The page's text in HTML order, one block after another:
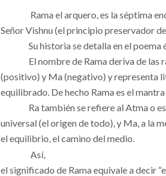
Rama el arquero, es la séptima
Señor Vishnu (el principio preservador
Su historia se detalla en el poema
El nombre de Rama deriva de las
(positivo) y Ma (negativo) y representa
equilibrado. De hecho Rama es el
Ra también se refiere al Atma o
universal (el origen de todo), y Ma, a la
el equilibrio, el camino del medio.
Así,
el significado de Rama equivale a decir